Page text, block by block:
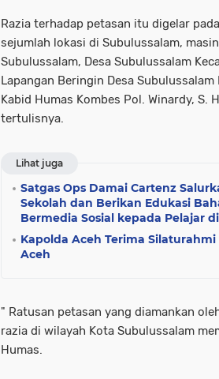
Razia terhadap petasan itu digelar
sejumlah lokasi di Subulussalam,
Subulussalam, Desa Subulussalam
Lapangan Beringin Desa
Kabid Humas Kombes Pol. Winardy, S.
tertulisnya.
Lihat juga
Satgas Ops Damai Cartenz
Sekolah dan Berikan Edukasi
Bermedia Sosial kepada Pelajar
Kapolda Aceh Terima
Aceh
" Ratusan petasan yang diamankan
razia di wilayah Kota Subulussalam
Humas.